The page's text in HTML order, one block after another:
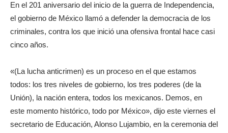
En el 201 aniversario del inicio de la guerra de Independencia,
el gobierno de México llamó a defender la democracia de los
criminales, contra los que inició una ofensiva frontal hace casi
cinco años.
«(La lucha anticrimen) es un proceso en el que estamos
todos: los tres niveles de gobierno, los tres poderes (de la
Unión), la nación entera, todos los mexicanos. Demos, en
este momento histórico, todo por México», dijo este viernes el
secretario de Educación, Alonso Lujambio, en la ceremonia del